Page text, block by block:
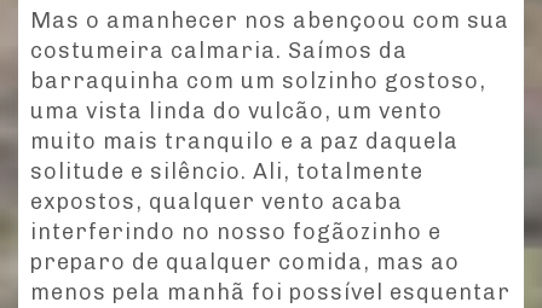
Mas o amanhecer nos abençoou com sua
costumeira calmaria. Saímos da
barraquinha com um solzinho gostoso,
uma vista linda do vulcão, um vento
muito mais tranquilo e a paz daquela
solitude e silêncio. Ali, totalmente
expostos, qualquer vento acaba
interferindo no nosso fogãozinho e
preparo de qualquer comida, mas ao
menos pela manhã foi possível esquentar